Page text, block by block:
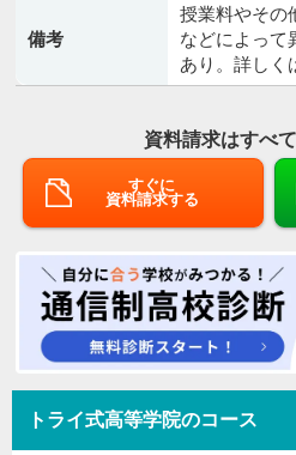
備考
授業料やその
などによって
あり。詳しく
資料請求はすべて
すぐに
資料請求する
トライ式高等学院のコース